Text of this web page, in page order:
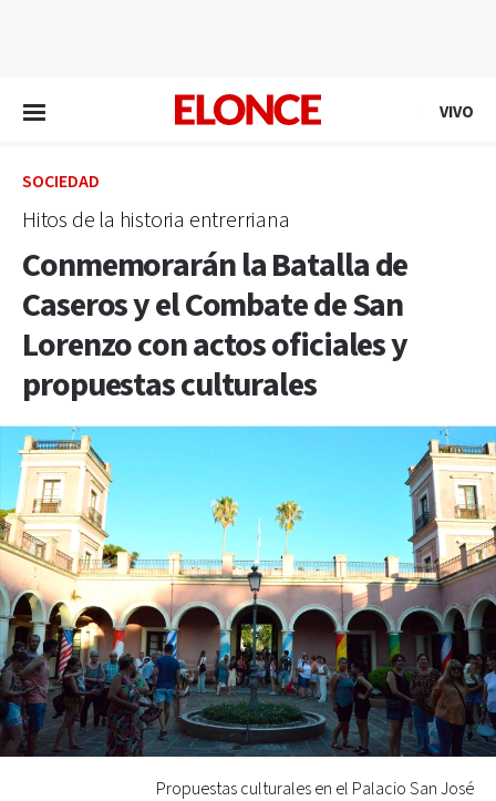
VIVO
SOCIEDAD
Hitos de la historia entrerriana
Conmemorarán la Batalla de
Caseros y el Combate de San
Lorenzo con actos oficiales y
propuestas culturales
Propuestas culturales en el Palacio San José